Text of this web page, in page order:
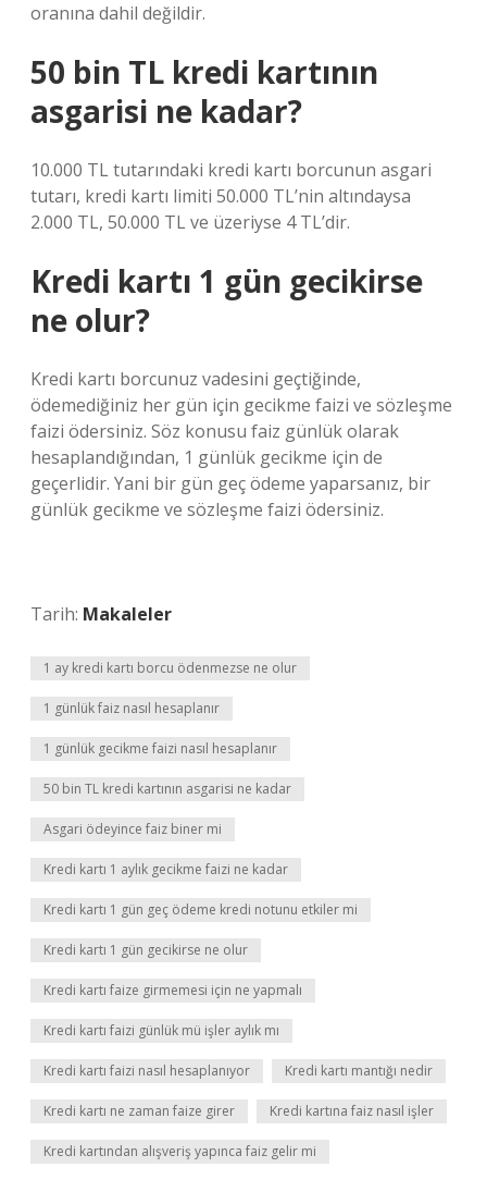
oranına dahil değildir.
50 bin TL kredi kartının
asgarisi ne kadar?
10.000 TL tutarındaki kredi kartı borcunun asgari
tutarı, kredi kartı limiti 50.000 TL’nin altındaysa
2.000 TL, 50.000 TL ve üzeriyse 4 TL’dir.
Kredi kartı 1 gün gecikirse
ne olur?
Kredi kartı borcunuz vadesini geçtiğinde,
ödemediğiniz her gün için gecikme faizi ve sözleşme
faizi ödersiniz. Söz konusu faiz günlük olarak
hesaplandığından, 1 günlük gecikme için de
geçerlidir. Yani bir gün geç ödeme yaparsanız, bir
günlük gecikme ve sözleşme faizi ödersiniz.
Tarih: Makaleler
1 ay kredi kartı borcu ödenmezse ne olur
1 günlük faiz nasıl hesaplanır
1 günlük gecikme faizi nasıl hesaplanır
50 bin TL kredi kartının asgarisi ne kadar
Asgari ödeyince faiz biner mi
Kredi kartı 1 aylık gecikme faizi ne kadar
Kredi kartı 1 gün geç ödeme kredi notunu etkiler mi
Kredi kartı 1 gün gecikirse ne olur
Kredi kartı faize girmemesi için ne yapmalı
Kredi kartı faizi günlük mü işler aylık mı
Kredi kartı faizi nasıl hesaplanıyor Kredi kartı mantığı nedir
Kredi kartı ne zaman faize girer Kredi kartına faiz nasıl işler
Kredi kartından alışveriş yapınca faiz gelir mi